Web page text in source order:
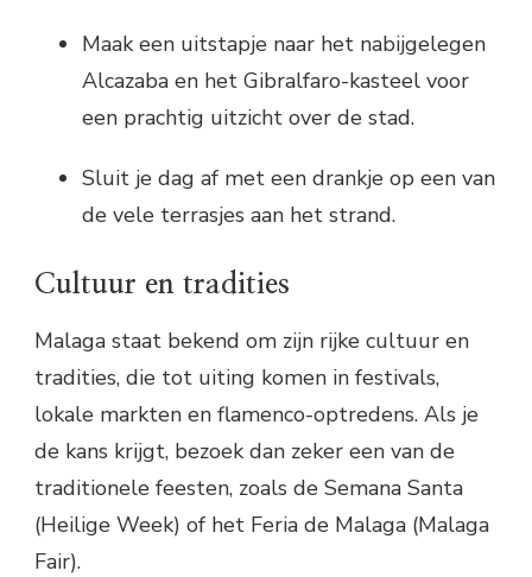
Maak een uitstapje naar het nabijgelegen
Alcazaba en het Gibralfaro-kasteel voor
een prachtig uitzicht over de stad.
Sluit je dag af met een drankje op een van
de vele terrasjes aan het strand.
Cultuur en tradities
Malaga staat bekend om zijn rijke cultuur en
tradities, die tot uiting komen in festivals,
lokale markten en flamenco-optredens. Als je
de kans krijgt, bezoek dan zeker een van de
traditionele feesten, zoals de Semana Santa
(Heilige Week) of het Feria de Malaga (Malaga
Fair).